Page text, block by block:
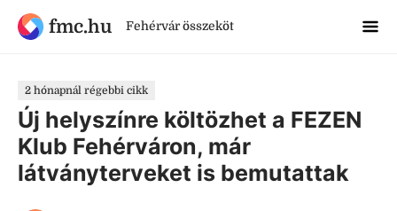
fmc.hu Fehérvár összeköt
2 hónapnál régebbi cikk
Új helyszínre költözhet a FEZEN
Klub Fehérváron, már
látványterveket is bemutattak